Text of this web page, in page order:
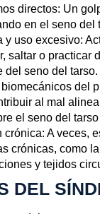
directos: Un
en el seno del
y uso excesivo:
saltar o practicar
del seno del tarso.
del
al mal
el seno del
crónica: A veces,
crónicas, como
y tejidos
DEL